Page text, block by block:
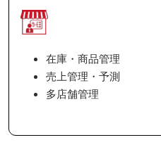
在庫・商品管理
売上管理・予測
多店舗管理